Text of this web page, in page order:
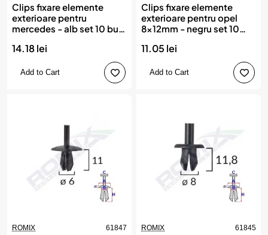
Clips fixare elemente
exterioare pentru
mercedes - alb set 10 buc,
14.18 lei
Add to Cart
Clips fixare elemente
exterioare pentru opel
8x12mm - negru set 10
11.05 lei
Add to Cart
ROMIX 61847 ROMIX 61845